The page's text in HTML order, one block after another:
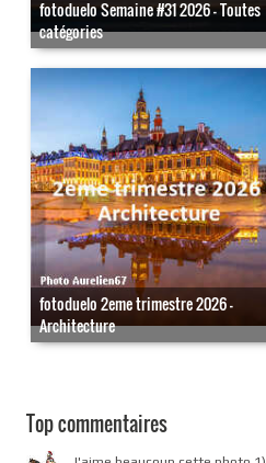
fotoduelo Semaine #31 2026 - Toutes
catégories
fotoduelo 2eme trimestre 2026 -
Architecture
Top commentaires